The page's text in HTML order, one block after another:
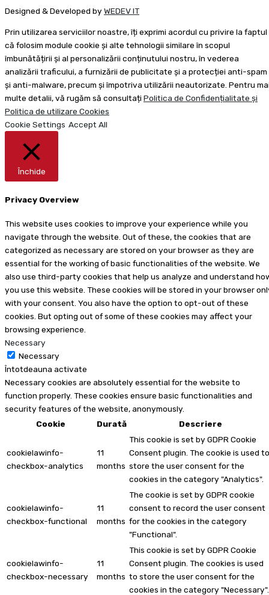
Designed & Developed by WEDEV IT
Prin utilizarea serviciilor noastre, îți exprimi acordul cu privire la faptul
că folosim module cookie și alte tehnologii similare în scopul
îmbunătățirii și al personalizării conținutului nostru, în vederea
analizării traficului, a furnizării de publicitate și a protecției anti-spam
și anti-malware, precum și împotriva utilizării neautorizate. Pentru
multe detalii, vă rugăm să consultați Politica de Confidențialitate și
Politica de utilizare Cookies
Cookie Settings Accept All
Închide
Privacy Overview
This website uses cookies to improve your experience while you
navigate through the website. Out of these, the cookies that are
categorized as necessary are stored on your browser as they are
essential for the working of basic functionalities of the website. We
also use third-party cookies that help us analyze and understand
you use this website. These cookies will be stored in your browser
with your consent. You also have the option to opt-out of these
cookies. But opting out of some of these cookies may affect your
browsing experience.
Necessary
Necessary
Întotdeauna activate
Necessary cookies are absolutely essential for the website to
function properly. These cookies ensure basic functionalities and
security features of the website, anonymously.
Cookie
Durată Descriere
cookielawinfo-
checkbox-analytics
11
months
This cookie is set by GDPR Cookie
Consent plugin. The cookie is used to
store the user consent for the
cookies in the category "Analytics".
cookielawinfo-
checkbox-functional
11
months
The cookie is set by GDPR cookie
consent to record the user consent
for the cookies in the category
"Functional".
cookielawinfo-
checkbox-necessary
11
months
This cookie is set by GDPR Cookie
Consent plugin. The cookies is used
to store the user consent for the
cookies in the category "Necessary".